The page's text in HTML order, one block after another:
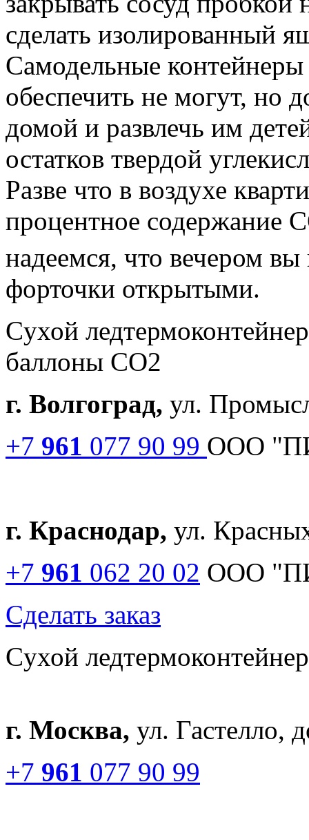
сделать изолированный
Самодельные контейнеры
обеспечить не могут, но
домой и развлечь им
остатков твердой
Разве что в воздухе
процентное содержание
надеемся, что вечером
форточки открытыми.
Cухой лед
баллоны СО2
г. Волгоград, ул.
+7 961 077 90 99 ООО
г. Краснодар, ул.
+7 961 062 20 02 ООО
Сделать заказ
Cухой лед
г. Москва, ул. Гастелло,
+7 961 077 90 99